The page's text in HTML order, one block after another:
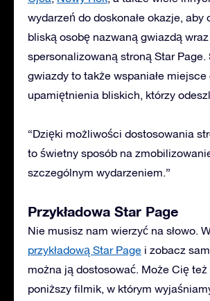
wydarzeń do doskonałe okazje, aby
bliską osobę nazwaną gwiazdą
spersonalizowaną stroną Star Page.
gwiazdy to także wspaniałe miejsce
upamiętnienia bliskich, którzy
“Dzięki możliwości dostosowania
to świetny sposób na
szczególnym wydarzeniem.”
Przykładowa Star Page
Nie musisz nam wierzyć na słowo.
przykładową Star Page i zobacz
można ją dostosować. Może Cię
poniższy filmik, w którym